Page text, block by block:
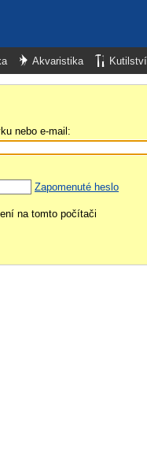
Akvaristika Kutilství
nebo e-mail:
Zapomenuté heslo
na tomto počítači